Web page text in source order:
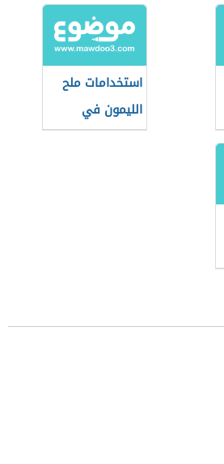
استخدامات ملح
الليمون في
الزراعة